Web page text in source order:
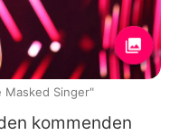
kommenden
Masked Singer"